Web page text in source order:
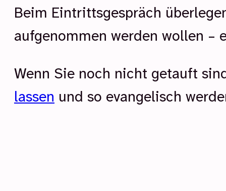
Beim Eintrittsgespräch
aufgenommen werden wollen –
Wenn Sie noch nicht getauft
lassen und so evangelisch